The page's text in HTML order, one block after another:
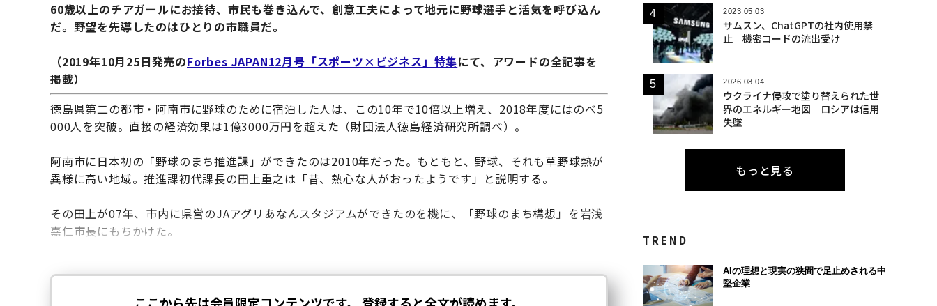
60歳以上のチアガールにお接待、市民も巻き込んで、創意工夫によって地元に野球選手と活気を呼び込ん
だ。野望を先導したのはひとりの市職員だ。
（2019年10月25日発売のForbes JAPAN12月号「スポーツ×ビジネス」特集にて、アワードの全記事を
掲載）
徳島県第二の都市・阿南市に野球のために宿泊した人は、この10年で10倍以上増え、2018年度にはのべ5
000人を突破。直接の経済効果は1億3000万円を超えた（財団法人徳島経済研究所調べ）。
阿南市に日本初の「野球のまち推進課」ができたのは2010年だった。もともと、野球、それも草野球熱が
異様に高い地域。推進課初代課長の田上重之は「昔、熱心な人がおったようです」と説明する。
その田上が07年、市内に県営のJAアグリあなんスタジアムができたのを機に、「野球のまち構想」を岩浅
嘉仁市長にもちかけた。
2023.05.03
サムスン、ChatGPTの社内使用禁
止 機密コードの流出受け
2026.08.04
ウクライナ侵攻で塗り替えられた世
界のエネルギー地図 ロシアは信用
失墜
もっと見る
TREND
AIの理想と現実の狭間で足止めされる中
堅企業